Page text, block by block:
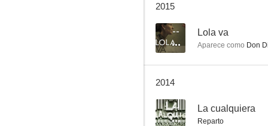
2015
-- Lola va
Aparece como Don
2014
-- La cualquiera
Reparto